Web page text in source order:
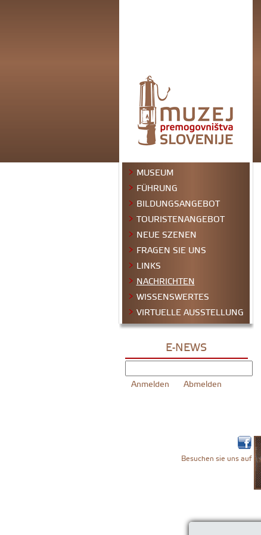
MUSEUM
FÜHRUNG
BILDUNGSANGEBOT
TOURISTENANGEBOT
NEUE SZENEN
FRAGEN SIE UNS
LINKS
NACHRICHTEN
WISSENSWERTES
VIRTUELLE AUSSTELLUNG
E-NEWS
Besuchen sie uns auf